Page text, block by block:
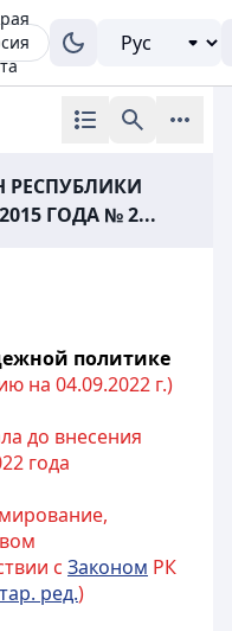
РЕСПУБЛИКИ
ГОДА № 2...
политике
на 04.09.2022 г.)
до внесения
года
с Законом РК
ред.)